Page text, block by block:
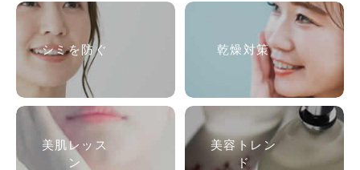
シミを防ぐ 乾燥対策
美肌レッス
ン
美容トレン
ド